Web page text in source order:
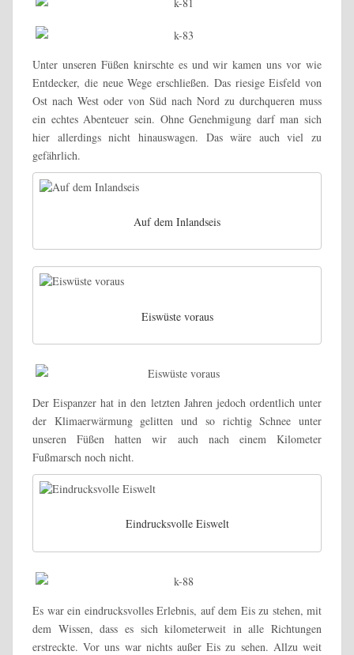
Unter unseren Füßen knirschte es und wir kamen uns vor wie
Entdecker, die neue Wege erschließen. Das riesige Eisfeld von
Ost nach West oder von Süd nach Nord zu durchqueren muss
ein echtes Abenteuer sein. Ohne Genehmigung darf man sich
hier allerdings nicht hinauswagen. Das wäre auch viel zu
gefährlich.
Auf dem Inlandseis
Eiswüste voraus
Der Eispanzer hat in den letzten Jahren jedoch ordentlich unter
der Klimaerwärmung gelitten und so richtig Schnee unter
unseren Füßen hatten wir auch nach einem Kilometer
Fußmarsch noch nicht.
Eindrucksvolle Eiswelt
Es war ein eindrucksvolles Erlebnis, auf dem Eis zu stehen, mit
dem Wissen, dass es sich kilometerweit in alle Richtungen
erstreckte. Vor uns war nichts außer Eis zu sehen. Allzu weit